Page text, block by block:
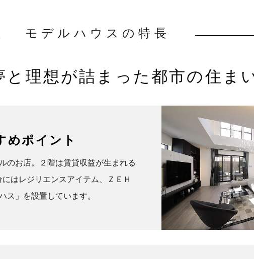
モデルハウスの特長
と理想が詰まった都市の住ま
めポイント
のお店。２階は賃貸収益が生まれる
はレジリエンスアイテム、ＺＥＨ
ス」を設置しています。